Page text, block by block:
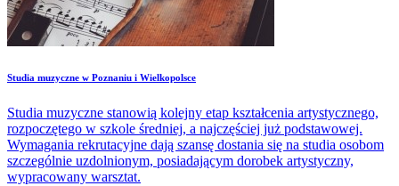
Studia muzyczne w Poznaniu i Wielkopolsce
Studia muzyczne stanowią kolejny etap kształcenia artystycznego,
rozpoczętego w szkole średniej, a najczęściej już podstawowej.
Wymagania rekrutacyjne dają szansę dostania się na studia osobom
szczególnie uzdolnionym, posiadającym dorobek artystyczny,
wypracowany warsztat.